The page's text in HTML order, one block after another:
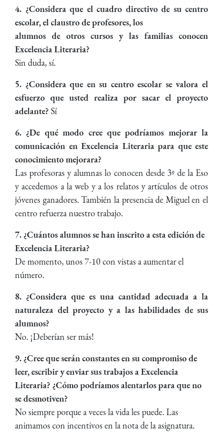
4. ¿Considera que el cuadro directivo de su centro
escolar, el claustro de profesores, los
alumnos de otros cursos y las familias conocen
Excelencia Literaria?
Sin duda, sí.
5. ¿Considera que en su centro escolar se valora el
esfuerzo que usted realiza por sacar el proyecto
adelante? Sí
6. ¿De qué modo cree que podríamos mejorar la
comunicación en Excelencia Literaria para que este
conocimiento mejorara?
Las profesoras y alumnas lo conocen desde 3º de la Eso
y accedemos a la web y a los relatos y artículos de otros
jóvenes ganadores. También la presencia de Miguel en el
centro refuerza nuestro trabajo.
7. ¿Cuántos alumnos se han inscrito a esta edición de
Excelencia Literaria?
De momento, unos 7-10 con vistas a aumentar el
número.
8. ¿Considera que es una cantidad adecuada a la
naturaleza del proyecto y a las habilidades de sus
alumnos?
No. ¡Deberían ser más!
9. ¿Cree que serán constantes en su compromiso de
leer, escribir y enviar sus trabajos a Excelencia
Literaria? ¿Cómo podríamos alentarlos para que no
se desmotiven?
No siempre porque a veces la vida les puede. Las
animamos con incentivos en la nota de la asignatura.